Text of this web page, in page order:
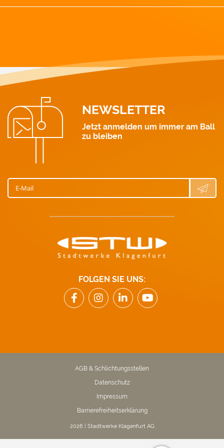
Wasser: 0463 521 411
NEWSLETTER
Jetzt anmelden um immer am Ball
zu bleiben
E-Mail
FOLGEN SIE UNS:
AGB & Schlichtungsstellen
Datenschutz
Impressum
Barrierefreiheitserklärung
2026 | Stadtwerke Klagenfurt AG